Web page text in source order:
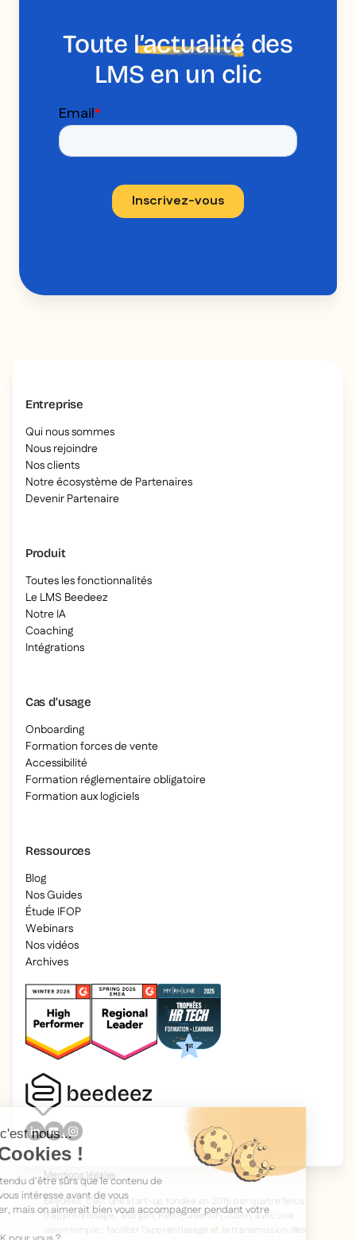
Toute l’actualité des
LMS en un clic
Entreprise
Qui nous sommes
Nous rejoindre
Nos clients
Notre écosystème de Partenaires
Devenir Partenaire
Produit
Toutes les fonctionnalités
Le LMS Beedeez
Notre IA
Coaching
Intégrations
Cas d’usage
Onboarding
Formation forces de vente
Accessibilité
Formation réglementaire obligatoire
Formation aux logiciels
Ressources
Blog
Nos Guides
Étude IFOP
Webinars
Nos vidéos
Archives
2026 Beedeez. Tous droits réservés.
Mentions légales
Beedeez, c’est une start-up fondée en 2015 par quatre férus
d’apprentissage : Morgan, Rémi, Quentin, Julien, avec une
vision simple : faciliter l'apprentissage et la transmission des